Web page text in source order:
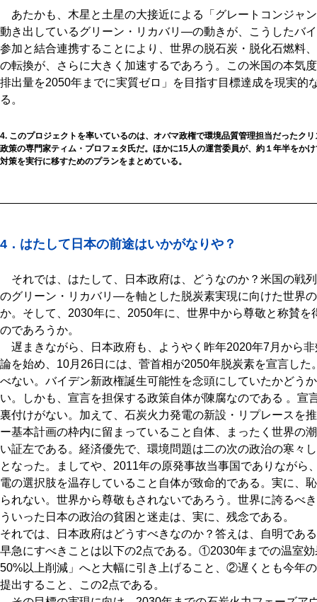
あたかも、木星と土星の大接近による「グレートコンジャ
動き出しているグリーン・リカバリ―の動きが、こうしたバ
参加と結合連携することにより、世界の脱石炭・脱化石燃料
の転換が、さらに大きく加速するであろう。この米国の本気
排出量を2050年までに実質ゼロ」を目指す目標達成を現実的
る。
4. このプロジェクトを率いているのは、オバマ政権で環境品質管理担当だったク
政策の専門家ティム・プロフェタ氏だ。ほかに15人の運営委員が、約１年半をか
対策を実行に移すためのプランをまとめている。
4．はたして日本の前途はいかがなりや？
それでは、はたして、日本政府は、どうなのか？米国の戦
のグリーン・リカバリ―を軸とした脱炭素実現に向けた世界
か。そして、2030年に、2050年に、世界中から尊敬と称賛
のであろうか。
遅まきながら、日本政府も、ようやく昨年2020年7月から
論を始め、10月26日には、菅首相が2050年脱炭素を宣言し
べない。バイデン新政権誕生可能性を念頭にしていたかどう
い。しかも、宣言を担保する政策自体が陳腐なのである 。宣
裏付けがない。加えて、石炭火力発電の新設・リプレースを
ー基本計画の枠内に留まっていること自体、まったく世界の
い証左である。経済優先で、環境問題は二の次の政治の寒々
となった。ましてや、2011年の原発事故当事国でありながら
電の選択肢を温存していること自体が致命的である。実に、
られない。世界から尊敬もされないであろう。世界に誇るべ
ういった日本の政治の貧困と迷走は、実に、残念である。
それでは、日本政府はどうすべきなのか？答えは、自明であ
早急にすべきことは以下の2点である。①2030年までの温室
50%以上削減」へと大幅に引き上げること、②遅くとも今年
提出すること、この2点である。